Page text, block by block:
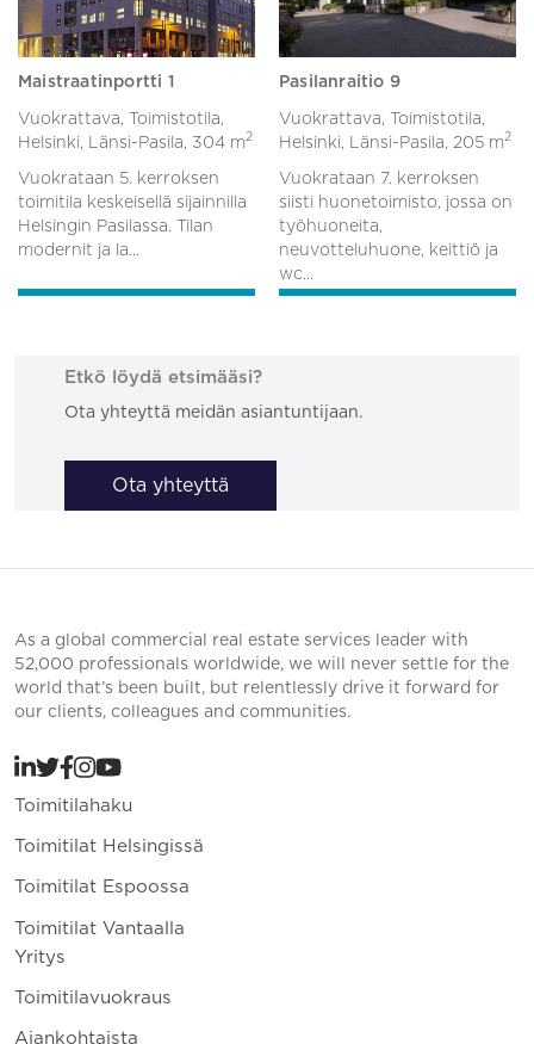
Maistraatinportti 1
Vuokrattava, Toimistotila,
Helsinki, Länsi-Pasila, 304 m2
Vuokrataan 5. kerroksen
toimitila keskeisellä sijainnilla
Helsingin Pasilassa. Tilan
modernit ja la...
Pasilanraitio 9
Vuokrattava, Toimistotila,
Helsinki, Länsi-Pasila, 205 m2
Vuokrataan 7. kerroksen
siisti huonetoimisto, jossa on
työhuoneita,
neuvotteluhuone, keittiö ja
wc...
Etkö löydä etsimääsi?
Ota yhteyttä meidän asiantuntijaan.
Ota yhteyttä
As a global commercial real estate services leader with
52,000 professionals worldwide, we will never settle for the
world that’s been built, but relentlessly drive it forward for
our clients, colleagues and communities.
Toimitilahaku
Toimitilat Helsingissä
Toimitilat Espoossa
Toimitilat Vantaalla
Yritys
Toimitilavuokraus
Ajankohtaista